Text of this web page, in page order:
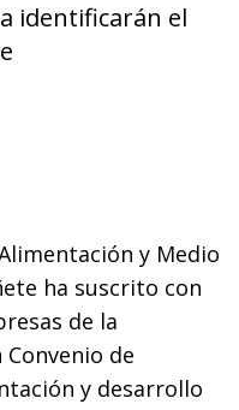
identificarán el
y Medio
ha suscrito con
de la
de
y desarrollo